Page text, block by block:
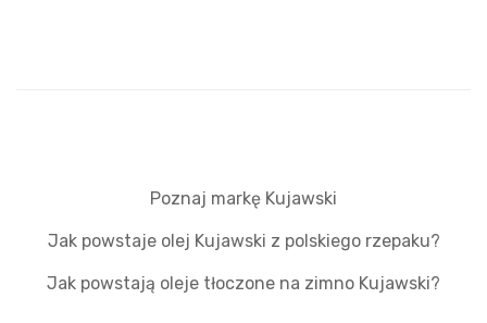
Poznaj markę Kujawski
Jak powstaje olej Kujawski z polskiego rzepaku?
Jak powstają oleje tłoczone na zimno Kujawski?